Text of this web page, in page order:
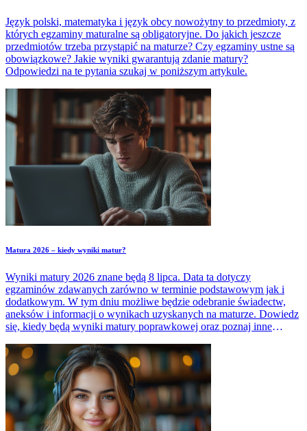
Język polski, matematyka i język obcy nowożytny to przedmioty, z
których egzaminy maturalne są obligatoryjne. Do jakich jeszcze
przedmiotów trzeba przystąpić na maturze? Czy egzaminy ustne są
obowiązkowe? Jakie wyniki gwarantują zdanie matury?
Odpowiedzi na te pytania szukaj w poniższym artykule.
Matura 2026 – kiedy wyniki matur?
Wyniki matury 2026 znane będą 8 lipca. Data ta dotyczy
egzaminów zdawanych zarówno w terminie podstawowym jak i
dodatkowym. W tym dniu możliwe będzie odebranie świadectw,
aneksów i informacji o wynikach uzyskanych na maturze. Dowiedz
się, kiedy będą wyniki matury poprawkowej oraz poznaj inne